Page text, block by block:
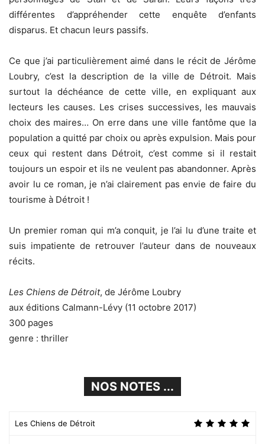
différentes d’appréhender cette enquête d’enfants
disparus. Et chacun leurs passifs.
Ce que j’ai particulièrement aimé dans le récit de Jérôme
Loubry, c’est la description de la ville de Détroit. Mais
surtout la déchéance de cette ville, en expliquant aux
lecteurs les causes. Les crises successives, les mauvais
choix des maires… On erre dans une ville fantôme que la
population a quitté par choix ou après expulsion. Mais pour
ceux qui restent dans Détroit, c’est comme si il restait
toujours un espoir et ils ne veulent pas abandonner. Après
avoir lu ce roman, je n’ai clairement pas envie de faire du
tourisme à Détroit !
Un premier roman qui m’a conquit, je l’ai lu d’une traite et
suis impatiente de retrouver l’auteur dans de nouveaux
récits.
Les Chiens de Détroit, de Jérôme Loubry
aux éditions Calmann-Lévy (11 octobre 2017)
300 pages
genre : thriller
NOS NOTES ...
Les Chiens de Détroit